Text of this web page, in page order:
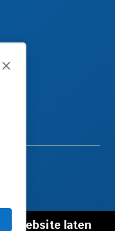
M
| Website laten